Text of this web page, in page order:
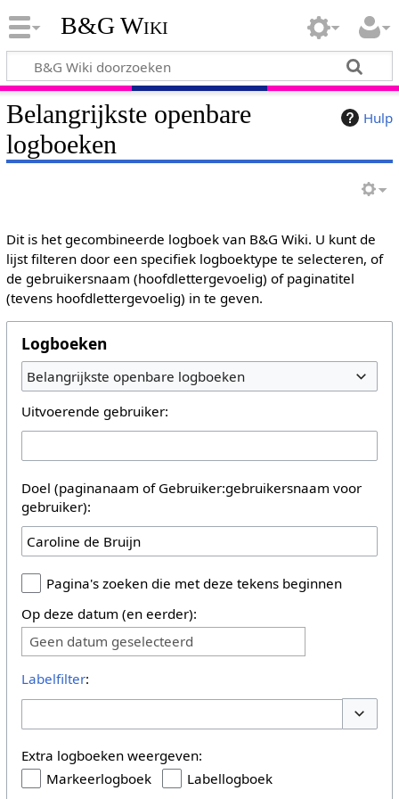
B&G Wiki
Hulp
Belangrijkste openbare
logboeken
Dit is het gecombineerde logboek van B&G Wiki. U kunt de
lijst filteren door een specifiek logboektype te selecteren, of
de gebruikersnaam (hoofdlettergevoelig) of paginatitel
(tevens hoofdlettergevoelig) in te geven.
Logboeken
Belangrijkste openbare logboeken
Uitvoerende gebruiker:
Doel (paginanaam of Gebruiker:gebruikersnaam voor
gebruiker):
Pagina's zoeken die met deze tekens beginnen
Op deze datum (en eerder):
Geen datum geselecteerd
Labelfilter:
Extra logboeken weergeven:
Markeerlogboek
Labellogboek